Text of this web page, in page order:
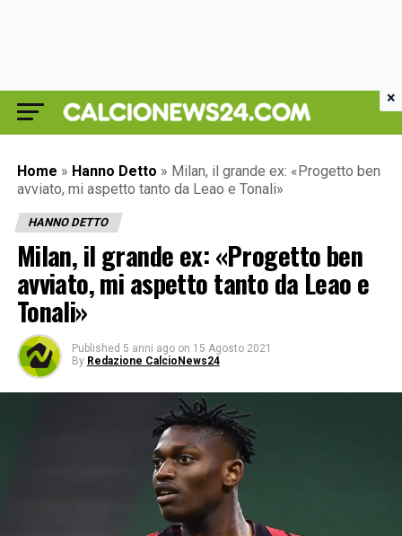
Home » Hanno Detto » Milan, il grande ex: «Progetto ben
avviato, mi aspetto tanto da Leao e Tonali»
HANNO DETTO
Milan, il grande ex: «Progetto ben
avviato, mi aspetto tanto da Leao e
Tonali»
Published 5 anni ago on 15 Agosto 2021
By Redazione CalcioNews24
×